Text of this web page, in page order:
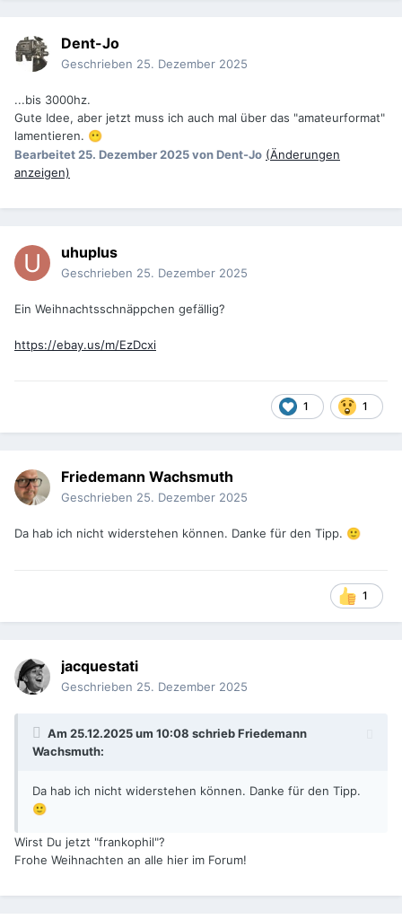
Dent-Jo
Geschrieben 25. Dezember 2025
...bis 3000hz.
Gute Idee, aber jetzt muss ich auch mal über das "amateurformat"
lamentieren. 😶
Bearbeitet 25. Dezember 2025von Dent-Jo (Änderungen
anzeigen)
uhuplus
Geschrieben 25. Dezember 2025
Ein Weihnachtsschnäppchen gefällig?
https://ebay.us/m/EzDcxi
1 1
Friedemann Wachsmuth
Geschrieben 25. Dezember 2025
Da hab ich nicht widerstehen können. Danke für den Tipp. 🙂
1
jacquestati
Geschrieben 25. Dezember 2025
Am 25.12.2025 um 10:08 schriebFriedemann
Wachsmuth:
Da hab ich nicht widerstehen können. Danke für den Tipp.
🙂
Wirst Du jetzt "frankophil"?
Frohe Weihnachten an alle hier im Forum!